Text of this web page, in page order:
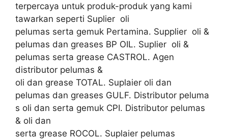
terpercaya untuk produk-produk yang kami
tawarkan seperti Suplier oli
pelumas serta gemuk Pertamina. Supplier oli &
pelumas dan greases BP OIL. Suplier oli &
pelumas serta grease CASTROL. Agen
distributor pelumas &
oli dan grease TOTAL. Suplaier oli dan
pelumas dan greases GULF. Distributor peluma
s oli dan serta gemuk CPI. Distributor pelumas
& oli dan
serta grease ROCOL. Suplaier pelumas